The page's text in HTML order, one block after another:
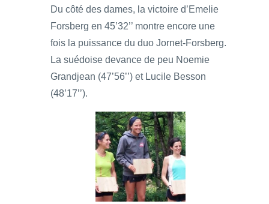
Du côté des dames, la victoire d’Emelie
Forsberg en 45’32’’ montre encore une
fois la puissance du duo Jornet-Forsberg.
La suédoise devance de peu Noemie
Grandjean (47’56’’) et Lucile Besson
(48’17’’).